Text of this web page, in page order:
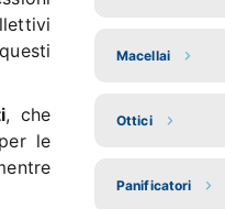
, che
le
Macellai
Ottici
Panificatori